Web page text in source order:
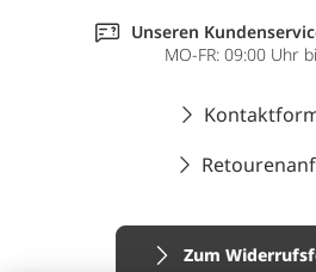
Unseren
MO-FR: 09:00 Uhr
Zum